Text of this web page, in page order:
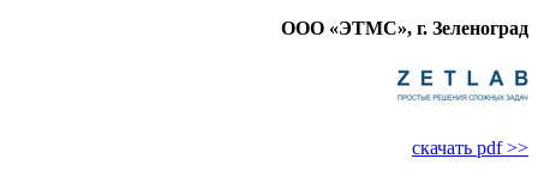
ООО «ЭТМС», г. Зеленоград
скачать pdf >>